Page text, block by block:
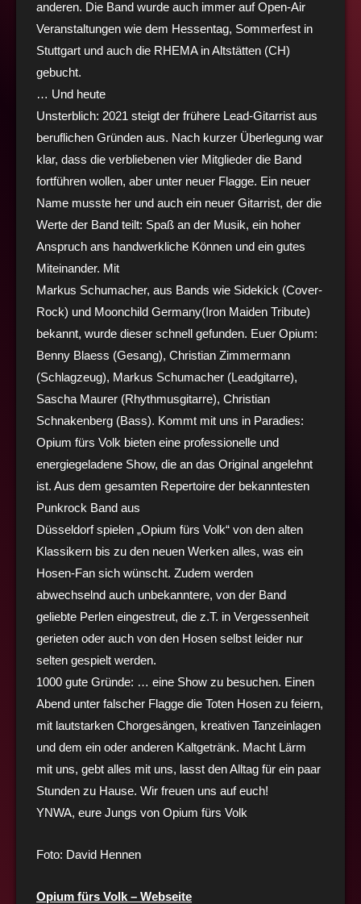
anderen. Die Band wurde auch immer auf Open-Air
Veranstaltungen wie dem Hessentag, Sommerfest in
Stuttgart und auch die RHEMA in Altstätten (CH)
gebucht.
… Und heute
Unsterblich: 2021 steigt der frühere Lead-Gitarrist aus
beruflichen Gründen aus. Nach kurzer Überlegung war
klar, dass die verbliebenen vier Mitglieder die Band
fortführen wollen, aber unter neuer Flagge. Ein neuer
Name musste her und auch ein neuer Gitarrist, der die
Werte der Band teilt: Spaß an der Musik, ein hoher
Anspruch ans handwerkliche Können und ein gutes
Miteinander. Mit
Markus Schumacher, aus Bands wie Sidekick (Cover-
Rock) und Moonchild Germany(Iron Maiden Tribute)
bekannt, wurde dieser schnell gefunden. Euer Opium:
Benny Blaess (Gesang), Christian Zimmermann
(Schlagzeug), Markus Schumacher (Leadgitarre),
Sascha Maurer (Rhythmusgitarre), Christian
Schnakenberg (Bass). Kommt mit uns in Paradies:
Opium fürs Volk bieten eine professionelle und
energiegeladene Show, die an das Original angelehnt
ist. Aus dem gesamten Repertoire der bekanntesten
Punkrock Band aus
Düsseldorf spielen „Opium fürs Volk“ von den alten
Klassikern bis zu den neuen Werken alles, was ein
Hosen-Fan sich wünscht. Zudem werden
abwechselnd auch unbekanntere, von der Band
geliebte Perlen eingestreut, die z.T. in Vergessenheit
gerieten oder auch von den Hosen selbst leider nur
selten gespielt werden.
1000 gute Gründe: … eine Show zu besuchen. Einen
Abend unter falscher Flagge die Toten Hosen zu feiern,
mit lautstarken Chorgesängen, kreativen Tanzeinlagen
und dem ein oder anderen Kaltgetränk. Macht Lärm
mit uns, gebt alles mit uns, lasst den Alltag für ein paar
Stunden zu Hause. Wir freuen uns auf euch!
YNWA, eure Jungs von Opium fürs Volk
Foto: David Hennen
Opium fürs Volk – Webseite